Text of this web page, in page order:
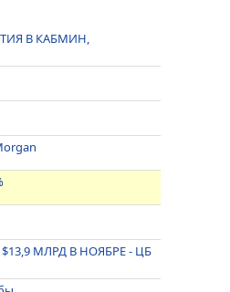
В КАБМИН,
МЛРД В НОЯБРЕ - ЦБ